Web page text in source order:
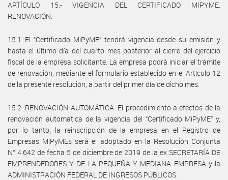
ARTÍCULO 15.- VIGENCIA DEL CERTIFICADO MIPYME.
RENOVACIÓN.
15.1.-El “Certificado MiPyME” tendrá vigencia desde su emisión y
hasta el último día del cuarto mes posterior al cierre del ejercicio
fiscal de la empresa solicitante. La empresa podrá iniciar el trámite
de renovación, mediante el formulario establecido en el Artículo 12
de la presente resolución, a partir del primer día de dicho mes.
15.2. RENOVACIÓN AUTOMÁTICA. El procedimiento a efectos de la
renovación automática de la vigencia del “Certificado MiPyME” y,
por lo tanto, la reinscripción de la empresa en el Registro de
Empresas MiPyMEs será el adoptado en la Resolución Conjunta
N° 4.642 de fecha 5 de diciembre de 2019 de la ex SECRETARÍA DE
EMPRENDEDORES Y DE LA PEQUEÑA Y MEDIANA EMPRESA y la
ADMINISTRACIÓN FEDERAL DE INGRESOS PÚBLICOS.